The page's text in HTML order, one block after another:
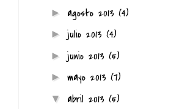
► agosto 2013 (4)
► julio 2013 (4)
► junio 2013 (5)
► mayo 2013 (7)
▼ abril 2013 (5)